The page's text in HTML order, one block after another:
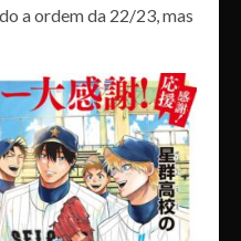
a ordem da 22/23, mas